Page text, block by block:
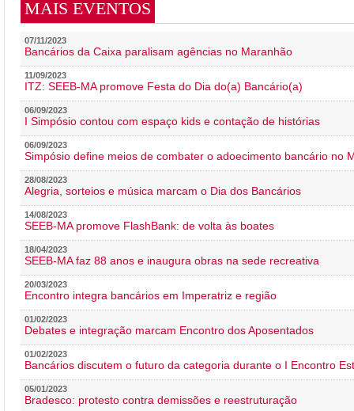
MAIS EVENTOS
07/11/2023
Bancários da Caixa paralisam agências no Maranhão
11/09/2023
ITZ: SEEB-MA promove Festa do Dia do(a) Bancário(a)
06/09/2023
I Simpósio contou com espaço kids e contação de histórias
06/09/2023
Simpósio define meios de combater o adoecimento bancário no
28/08/2023
Alegria, sorteios e música marcam o Dia dos Bancários
14/08/2023
SEEB-MA promove FlashBank: de volta às boates
18/04/2023
SEEB-MA faz 88 anos e inaugura obras na sede recreativa
20/03/2023
Encontro integra bancários em Imperatriz e região
01/02/2023
Debates e integração marcam Encontro dos Aposentados
01/02/2023
Bancários discutem o futuro da categoria durante o I Encontro
05/01/2023
Bradesco: protesto contra demissões e reestruturação